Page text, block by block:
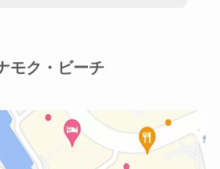
モク・ビーチ